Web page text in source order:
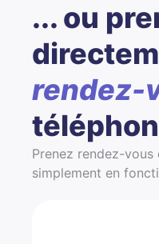
... ou
rendez-
Prenez rendez-
simplement en